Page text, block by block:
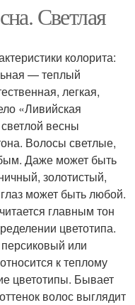
Яркая весна
Светлая
колорита:
— теплый
легкая,
«Ливийская
весны
Волосы светлые,
Даже может быть
золотистый,
может быть любой.
главным тон
цветотипа.
или
к теплому
цветотипы. Бывает
волос выглядит